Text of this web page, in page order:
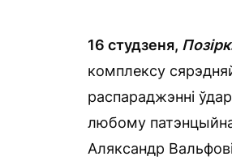
16 студзеня, Позірк
комплексу
распараджэнні
любому
Аляксандр